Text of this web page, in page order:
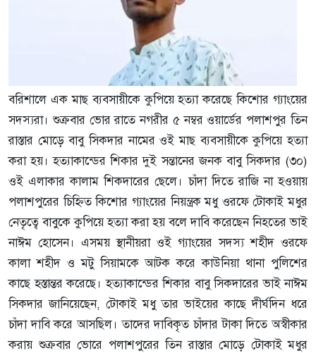
বরিশালে এক মাছ ব্যবসায়ীকে কুপিয়ে হত্যা করেছে কিশোর গ্যাংয়ের
সদস্যরা। শুক্রবার ভোর রাতে নগরীর ৫ নম্বর ওয়ার্ডের পলাশপুর তিন
রাস্তার মোড়ে বাবু সিকদার নামের ওই মাছ ব্যবসায়ীকে কুপিয়ে হত্যা
করা হয়। হত্যাকান্ডের শিকার দুই সন্তানের জনক বাবু সিকদার (৩০)
ওই এলাকার কালাম শিকদারের ছেলে। চাঁদা দিতে রাজি না হওয়ায়
পলাশপুরের চিহ্নিত কিশোর গ্যাংয়ের নিয়ন্ত্রক মধু ওরফে টোকাই মধুর
নেতৃত্বে বাবুকে কুপিয়ে হত্যা করা হয় বলে দাবি করেছেন নিহতের ভাই
নাঈম হোসেন। এসময় স্থানীয়রা ওই গ্যাংয়ের সদস্য শহীদ ওরফে
কালা শহীদ ও মটু সিয়ামকে আটক করে কাউনিয়া থানা পুলিশের
কাছে হস্তান্তর করেছে। হত্যাকান্ডের শিকার বাবু সিকদারের ভাই নাঈম
সিকদার জানিয়েছেন, টোকাই মধু তার ভাইয়ের কাছে দীর্ঘদিন ধরে
চাঁদা দাবি করে আসছিল। তাদের দাবিকৃত চাঁদার টাকা দিতে অস্বীকার
করায় শুক্রবার ভোরে পলাশপুরের তিন রাস্তার মোড়ে টোকাই মধুর